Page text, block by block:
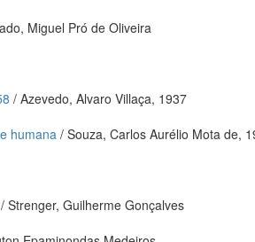
Miguel Pró de Oliveira
/ Azevedo, Alvaro Villaça, 1937
humana/ Souza, Carlos Aurélio Mota de,
/ Strenger, Guilherme Gonçalves